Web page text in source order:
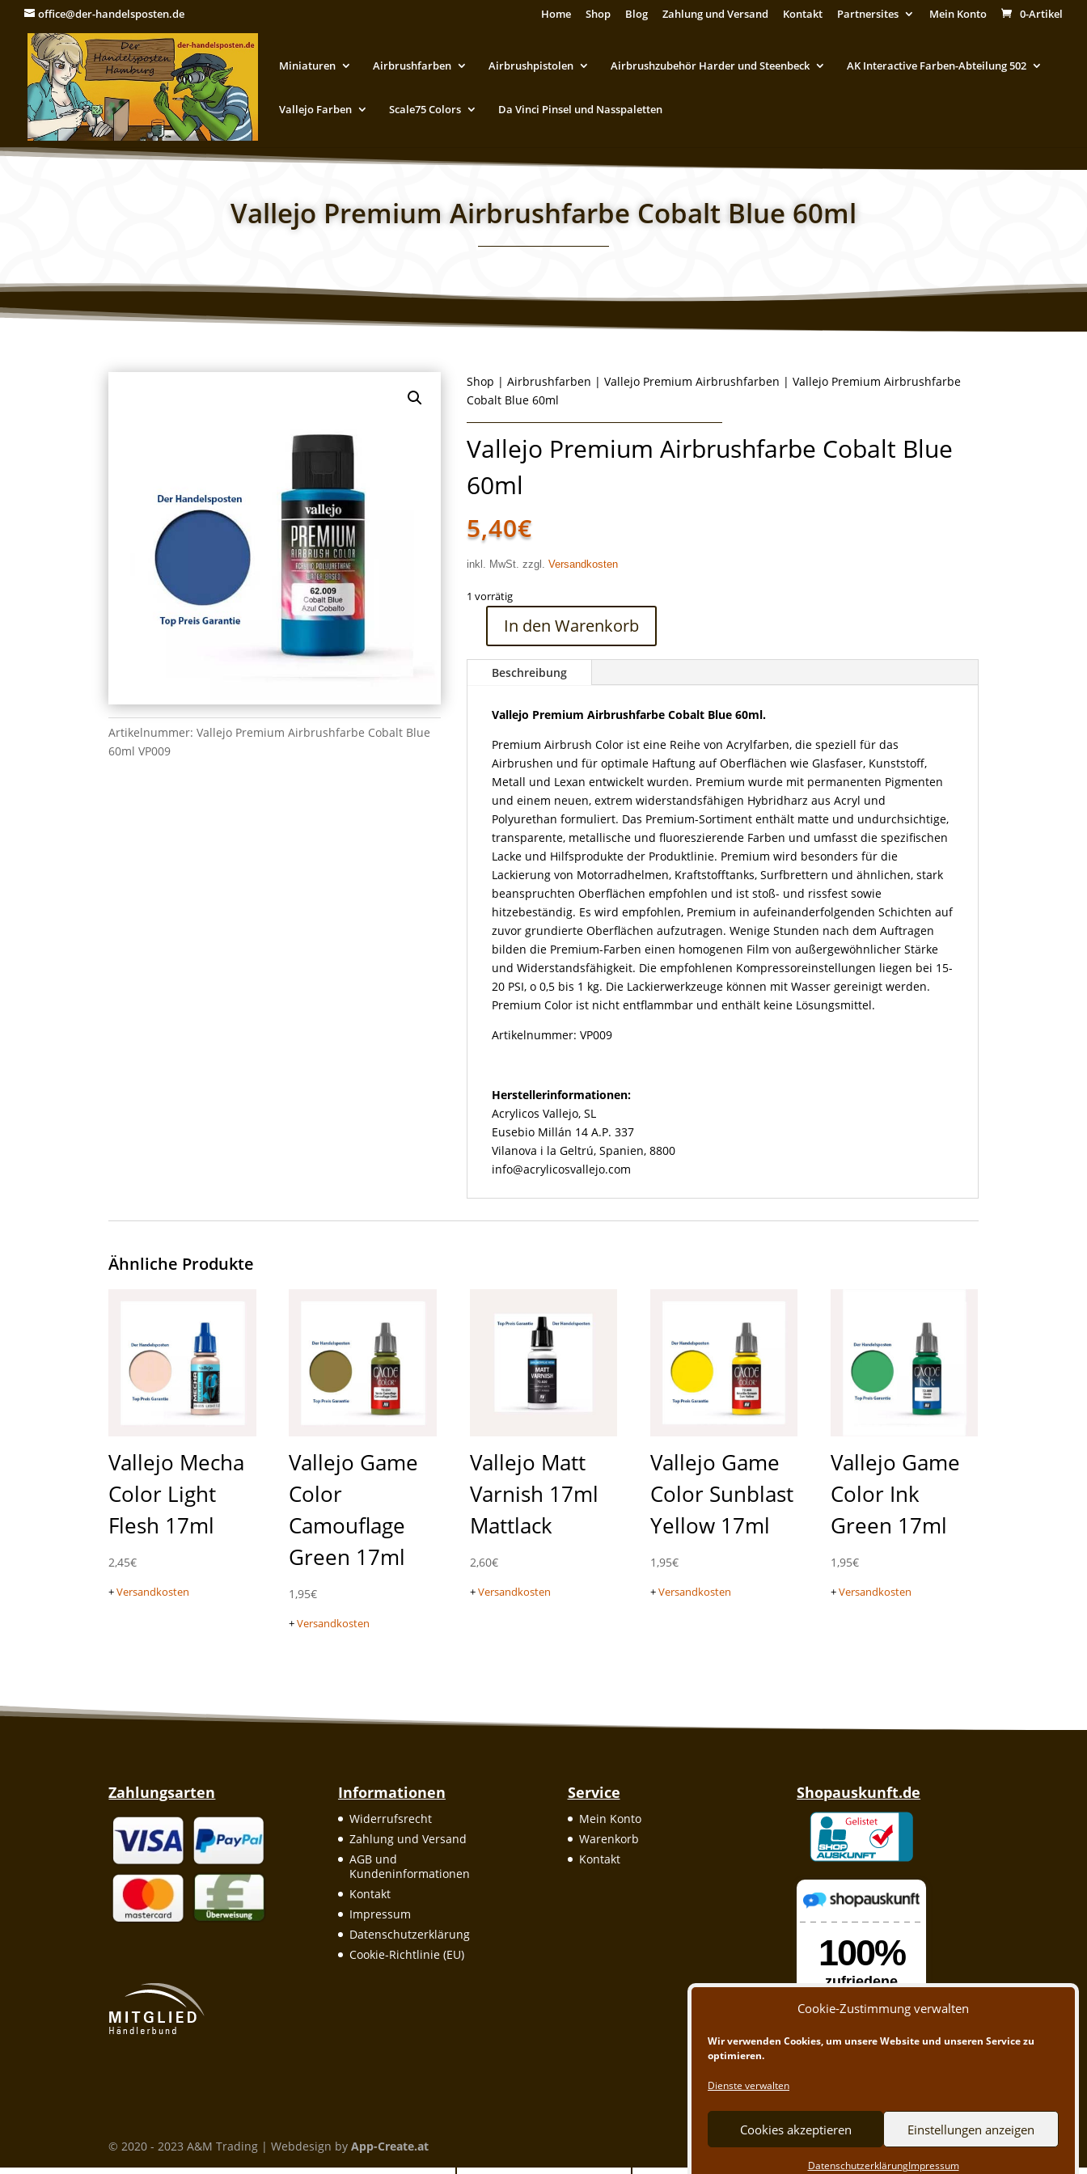
Cookie-Zustimmung verwalten
Wir verwenden Cookies, um unsere Website und unseren Service zu
optimieren.
Dienste verwalten
Cookies akzeptieren Einstellungen anzeigen
DatenschutzerklärungImpressum
office@der-handelsposten.de Home Shop Blog Zahlung und Versand Kontakt Partnersites Mein Konto 0-Artikel
Miniaturen Airbrushfarben Airbrushpistolen Airbrushzubehör Harder und Steenbeck AK Interactive Farben-Abteilung 502
Vallejo Farben Scale75 Colors Da Vinci Pinsel und Nasspaletten
Vallejo Premium Airbrushfarbe Cobalt Blue 60ml
Artikelnummer:Vallejo Premium Airbrushfarbe Cobalt Blue
60ml VP009
Shop |Airbrushfarben |Vallejo Premium Airbrushfarben | Vallejo Premium Airbrushfarbe
Cobalt Blue 60ml
Vallejo Premium Airbrushfarbe Cobalt Blue
60ml
5,40€
inkl. MwSt. zzgl.Versandkosten
1 vorrätig
Airbrushfarbe
Menge
In den Warenkorb
Beschreibung
Vallejo Premium Airbrushfarbe Cobalt Blue 60ml.
Premium Airbrush Color ist eine Reihe von Acrylfarben, die speziell für das
Airbrushen und für optimale Haftung auf Oberflächen wie Glasfaser, Kunststoff,
Metall und Lexan entwickelt wurden. Premium wurde mit permanenten Pigmenten
und einem neuen, extrem widerstandsfähigen Hybridharz aus Acryl und
Polyurethan formuliert. Das Premium-Sortiment enthält matte und undurchsichtige,
transparente, metallische und fluoreszierende Farben und umfasst die spezifischen
Lacke und Hilfsprodukte der Produktlinie. Premium wird besonders für die
Lackierung von Motorradhelmen, Kraftstofftanks, Surfbrettern und ähnlichen, stark
beanspruchten Oberflächen empfohlen und ist stoß- und rissfest sowie
hitzebeständig. Es wird empfohlen, Premium in aufeinanderfolgenden Schichten auf
zuvor grundierte Oberflächen aufzutragen. Wenige Stunden nach dem Auftragen
bilden die Premium-Farben einen homogenen Film von außergewöhnlicher Stärke
und Widerstandsfähigkeit. Die empfohlenen Kompressoreinstellungen liegen bei 15-
20 PSI, o 0,5 bis 1 kg. Die Lackierwerkzeuge können mit Wasser gereinigt werden.
Premium Color ist nicht entflammbar und enthält keine Lösungsmittel.
Artikelnummer: VP009
Herstellerinformationen:
Acrylicos Vallejo, SL
Eusebio Millán 14 A.P. 337
Vilanova i la Geltrú, Spanien, 8800
info@acrylicosvallejo.com
Ähnliche Produkte
Vallejo Mecha
Color Light
Flesh 17ml
2,45€
+Versandkosten
Vallejo Game
Color
Camouflage
Green 17ml
1,95€
+Versandkosten
Vallejo Matt
Varnish 17ml
Mattlack
2,60€
+Versandkosten
Vallejo Game
Color Sunblast
Yellow 17ml
1,95€
+Versandkosten
Vallejo Game
Color Ink
Green 17ml
1,95€
+Versandkosten
Zahlungsarten Informationen
Widerrufsrecht
Zahlung und Versand
AGB und
Kundeninformationen
Kontakt
Impressum
Datenschutzerklärung
Cookie-Richtlinie (EU)
Service
Mein Konto
Warenkorb
Kontakt
Shopauskunft.de
© 2020 - 2023 A&M Trading | Webdesign byApp-Create.at